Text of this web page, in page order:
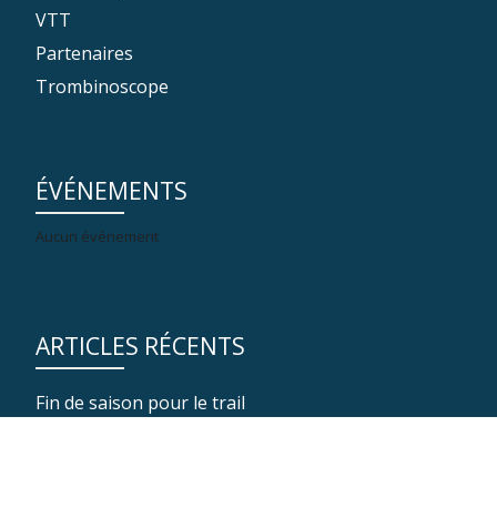
VTT
Partenaires
Trombinoscope
ÉVÉNEMENTS
Aucun événement
ARTICLES RÉCENTS
Fin de saison pour le trail